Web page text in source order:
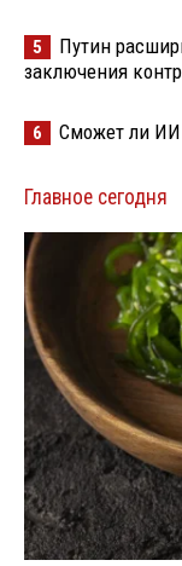
5
Путин
заключения
6 Сможет ли ИИ
Главное сегодня